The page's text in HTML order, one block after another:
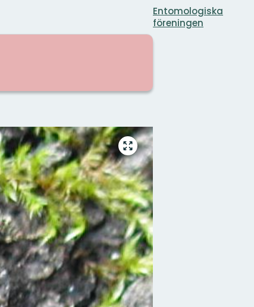
Gå
till
helskärmsläge
Entomologiska
föreningen